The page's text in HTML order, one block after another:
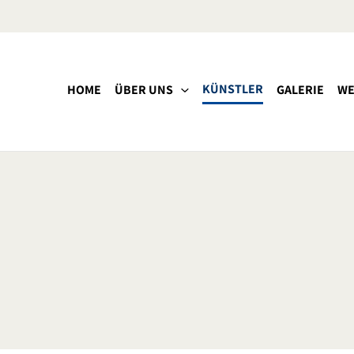
HOME ÜBER UNS KÜNSTLER GALERIE